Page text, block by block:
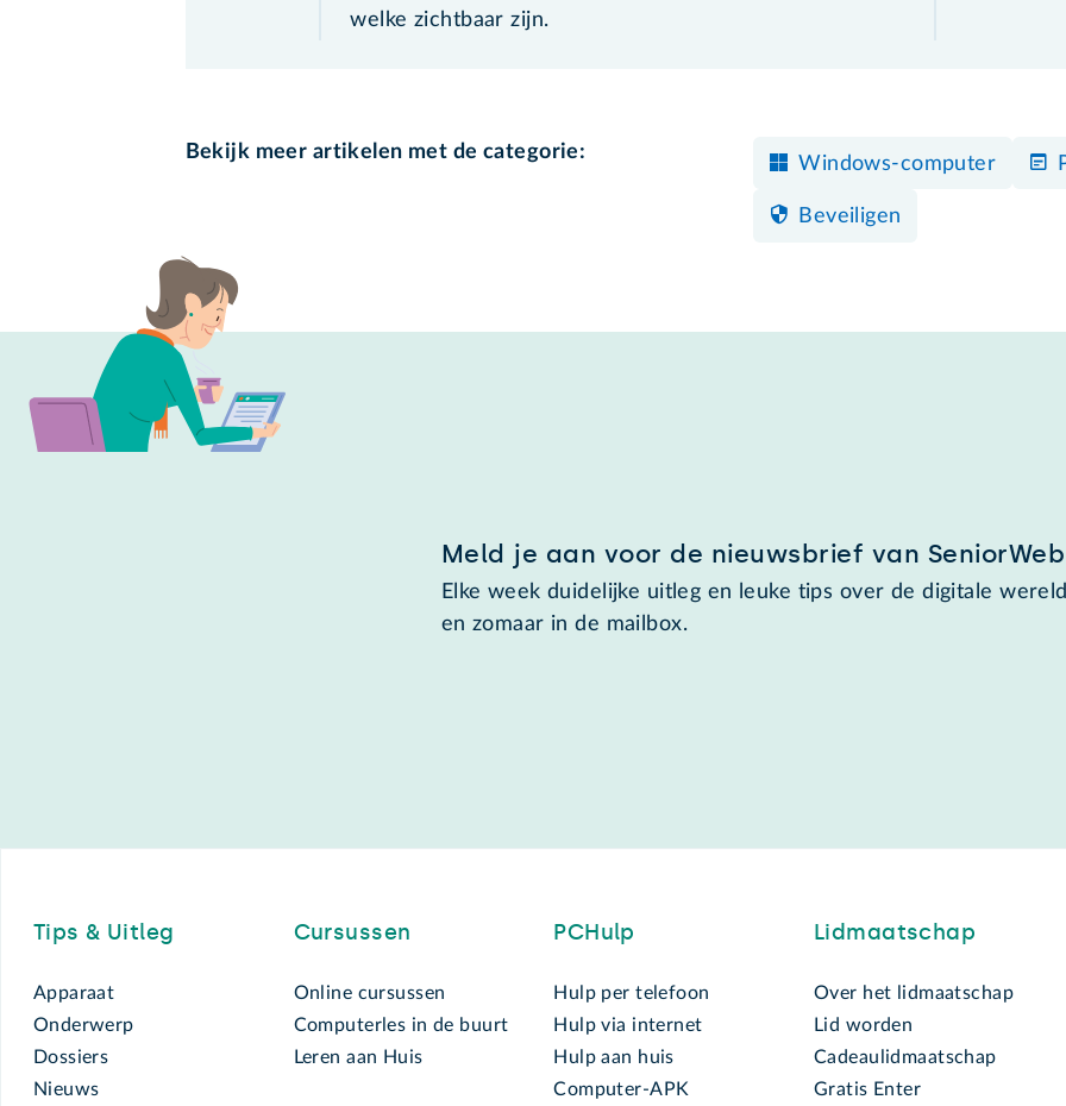
welke zichtbaar zijn.
Bekijk meer artikelen met de categorie:
Windows-computer
Beveiligen
Meld je aan voor de nieuwsbrief van SeniorWeb
Elke week duidelijke uitleg en leuke tips over de digitale
en zomaar in de mailbox.
Tips & Uitleg
Apparaat
Onderwerp
Dossiers
Nieuws
Cursussen
Online cursussen
Computerles in de buurt
Leren aan Huis
PCHulp
Hulp per telefoon
Hulp via internet
Hulp aan huis
Computer-APK
Lidmaatschap
Over het lidmaatschap
Lid worden
Cadeaulidmaatschap
Gratis Enter